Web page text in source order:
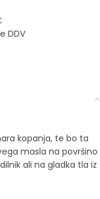
DDV
kopanja, te bo ta
masla na površino
ali na gladka tla iz